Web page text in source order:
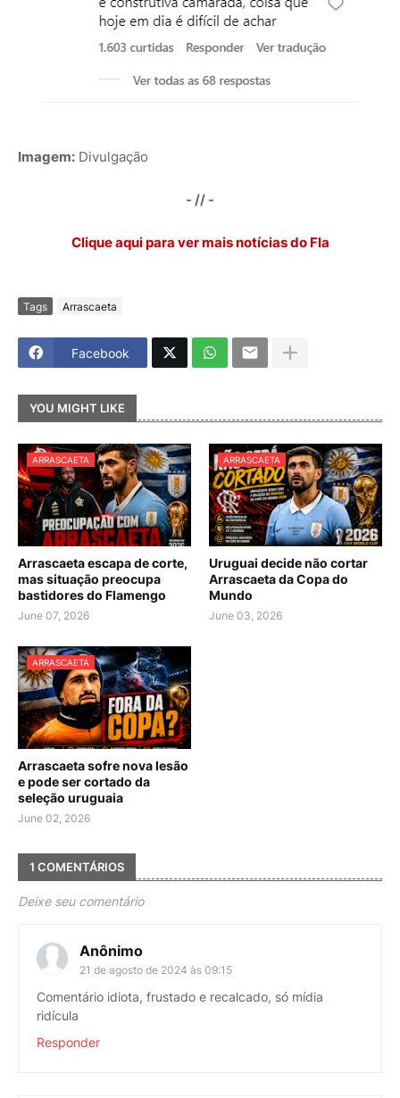
Imagem: Divulgação
- // -
Clique aqui para ver mais notícias do Fla
Tags Arrascaeta
Facebook
YOU MIGHT LIKE
ARRASCAETA
Arrascaeta escapa de corte,
mas situação preocupa
bastidores do Flamengo
June 07, 2026
ARRASCAETA
Uruguai decide não cortar
Arrascaeta da Copa do
Mundo
June 03, 2026
ARRASCAETA
Arrascaeta sofre nova lesão
e pode ser cortado da
seleção uruguaia
June 02, 2026
1 COMENTÁRIOS
Deixe seu comentário
Anônimo
21 de agosto de 2024 às 09:15
Comentário idiota, frustado e recalcado, só mídia
ridícula
Responder